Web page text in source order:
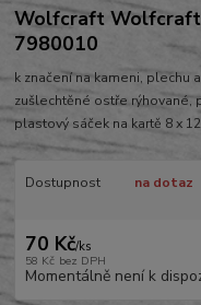
Wolfcraft Wolfcraft
7980010
k značení na kameni, plechu
zušlechtěné ostře rýhované,
plastový sáček na kartě 8 x
Dostupnost na dotaz
70 Kč/ks
58 Kč bez DPH
Momentálně není k